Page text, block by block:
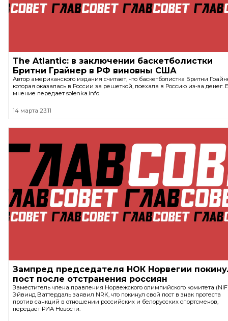
The Atlantic: в заключении баскетболистки
Бритни Грайнер в РФ виновны США
Автор американского издания считает, что баскетболистка Бритни
которая оказалась в России за решеткой, поехала в Россию из-за денег.
мнение передает solenka.info.
14 марта 23:11
Зампред председателя НОК Норвегии
пост после отстранения россиян
Заместитель члена правления Норвежского олимпийского комитета
Эйвинд Ваттердаль заявил NRK, что покинул свой пост в знак протеста
против санкций в отношении российских и белорусских спортсменов,
передает РИА Новости.